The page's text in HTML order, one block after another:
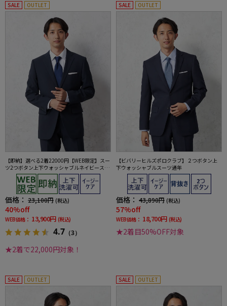
SALE OUTLET
【即納】選べる2着22000円【WEB限定】スー
ツ2つボタン上下ウォッシャブルネイビースト
ライプ3シーズン対応
価格： 23,100円 (税込)
40%off
WEB価格： 13,900円 (税込)
4.7 （3）
★2着で22,000円対象！
SALE OUTLET
【ビバリーヒルズポロクラブ】２つボタン上
下ウォッシャブルスーツ通年
価格： 43,890円 (税込)
57%off
WEB価格： 18,700円 (税込)
★2着目50%OFF対象
SALE OUTLET SALE OUTLET